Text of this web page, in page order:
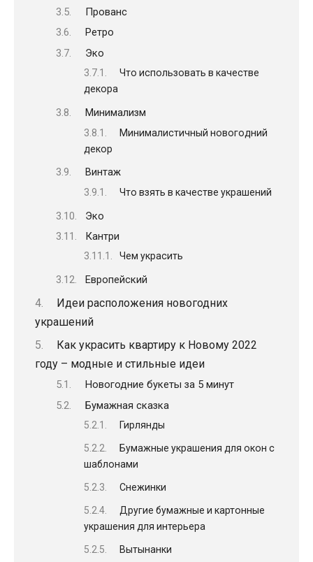
Прованс
Ретро
Эко
Что использовать в качестве
декора
Минимализм
Минималистичный новогодний
декор
Винтаж
Что взять в качестве украшений
Эко
Кантри
Чем украсить
Европейский
Идеи расположения новогодних
украшений
Как украсить квартиру к Новому 2022
году – модные и стильные идеи
Новогодние букеты за 5 минут
Бумажная сказка
Гирлянды
Бумажные украшения для окон с
шаблонами
Снежинки
Другие бумажные и картонные
украшения для интерьера
Вытынанки